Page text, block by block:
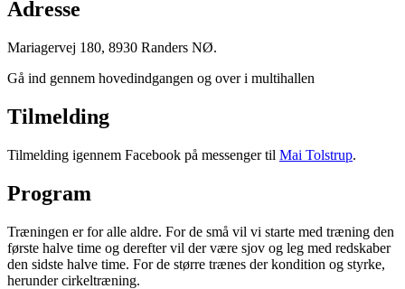
Adresse
Mariagervej 180, 8930 Randers NØ.
Gå ind gennem hovedindgangen og over i multihallen
Tilmelding
Tilmelding igennem Facebook på messenger til Mai Tolstrup.
Program
Træningen er for alle aldre. For de små vil vi starte med træning den
første halve time og derefter vil der være sjov og leg med redskaber
den sidste halve time. For de større trænes der kondition og styrke,
herunder cirkeltræning.